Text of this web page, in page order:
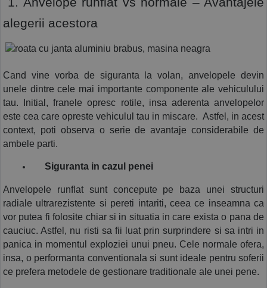
alegerii acestora
Cand vine vorba de siguranta la volan, anvelopele devin
unele dintre cele mai importante componente ale vehiculului
tau. Initial, franele opresc rotile, insa aderenta anvelopelor
este cea care opreste vehiculul tau in miscare.  Astfel, in acest
context, poti observa o serie de avantaje considerabile de
ambele parti.
Siguranta in cazul penei
Anvelopele runflat sunt concepute pe baza unei structuri
radiale ultrarezistente si pereti intariti, ceea ce inseamna ca
vor putea fi folosite chiar si in situatia in care exista o pana de
cauciuc. Astfel, nu risti sa fii luat prin surprindere si sa intri in
panica in momentul exploziei unui pneu. Cele normale ofera,
insa, o performanta conventionala si sunt ideale pentru soferii
ce prefera metodele de gestionare traditionale ale unei pene.